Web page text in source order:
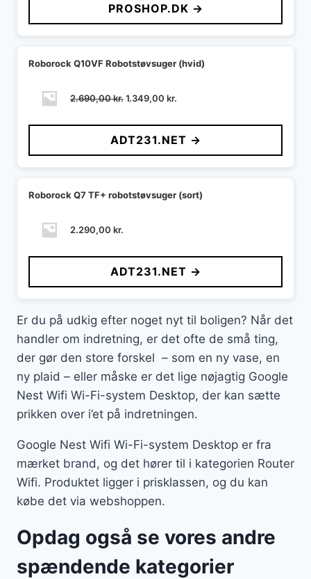
PROSHOP.DK →
Roborock Q10VF Robotstøvsuger (hvid)
2.690,00kr.Den
pris
var:
2.690,00 kr..
1.349,00 kr.
pris
er:
1.349,00 kr..
ADT231.NET →
Roborock Q7 TF+ robotstøvsuger (sort)
2.290,00 kr.
ADT231.NET →
Er du på udkig efter noget nyt til boligen? Når det
handler om indretning, er det ofte de små ting,
der gør den store forskel – som en ny vase, en
ny plaid – eller måske er det lige nøjagtig Google
Nest Wifi Wi-Fi-system Desktop, der kan sætte
prikken over i’et på indretningen.
Google Nest Wifi Wi-Fi-system Desktop er fra
mærket brand, og det hører til i kategorien Router
Wifi. Produktet ligger i prisklassen, og du kan
købe det via webshoppen.
Opdag også se vores andre
spændende kategorier